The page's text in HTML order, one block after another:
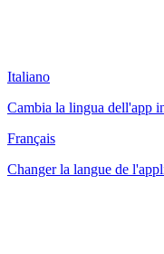
Italiano
Cambia la lingua dell'app
Français
Changer la langue de